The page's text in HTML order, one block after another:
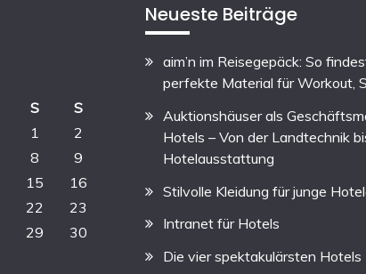
S
S
1
2
8
9
15
16
22
23
29
30
Neueste Beiträge
aim’n im Reisegepäck: So
perfekte Material für Workout,
Auktionshäuser als
Hotels – Von der Landtechnik
Hotelausstattung
Stilvolle Kleidung für junge
Intranet für Hotels
Die vier spektakulärsten Hotels